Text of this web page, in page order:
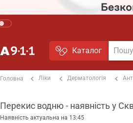
Каталог
Головна Ліки Дерматологія
Перекис водню - наявність у
Наявність актуальна на 13:45